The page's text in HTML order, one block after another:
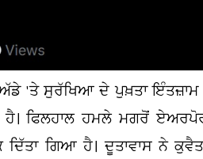
'ਤੇ ਸੁਰੱਖਿਆ ਦੇ ਪੁਖ਼ਤਾ
ਹੈ। ਫਿਲਹਾਲ ਹਮਲੇ ਮਗਰੋਂ
ਗਿਆ ਹੈ। ਦੂਤਾਵਾਸ ਨੇ